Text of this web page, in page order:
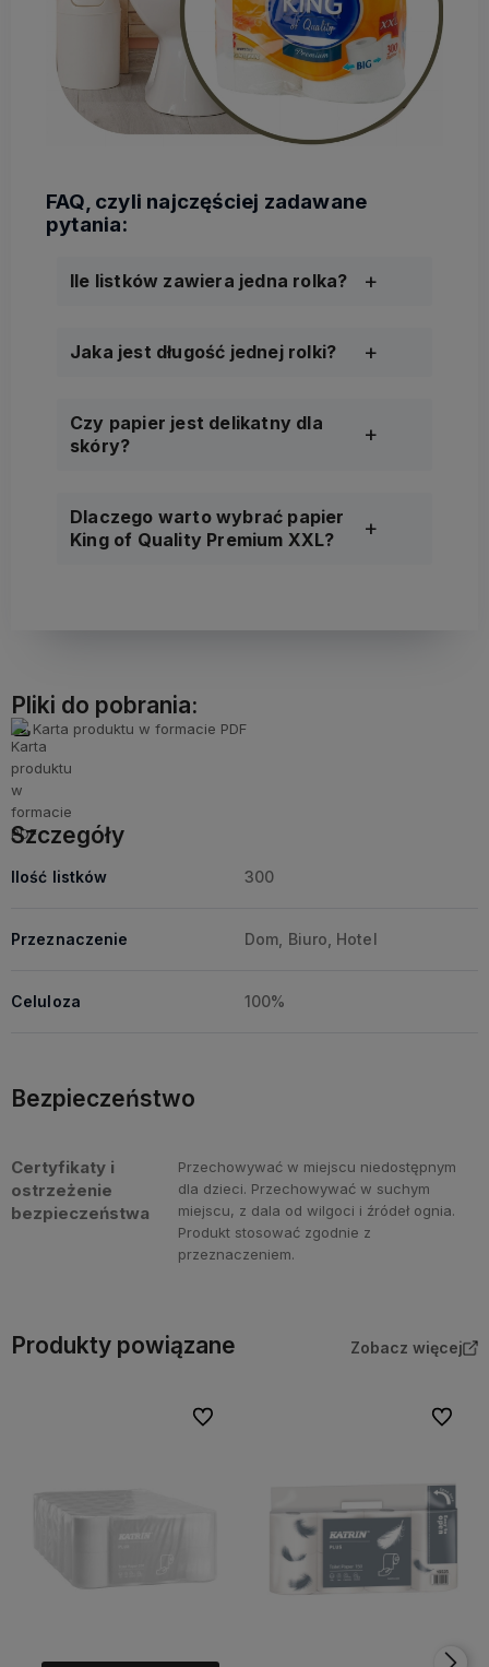
Ile listków zawiera jedna rolka?
Jaka jest długość jednej rolki?
Czy papier jest delikatny dla
skóry?
Dlaczego warto wybrać papier
King of Quality Premium XXL?
Pliki do pobrania:
Karta produktu w formacie PDF
Szczegóły
Ilość listków 300
Przeznaczenie Dom, Biuro, Hotel
Celuloza 100%
Bezpieczeństwo
Certyfikaty i
ostrzeżenie
bezpieczeństwa
Przechowywać w miejscu niedostępnym
dla dzieci. Przechowywać w suchym
miejscu, z dala od wilgoci i źródeł ognia.
Produkt stosować zgodnie z
przeznaczeniem.
Produkty powiązane Zobacz więcej
Do ulubionych Do